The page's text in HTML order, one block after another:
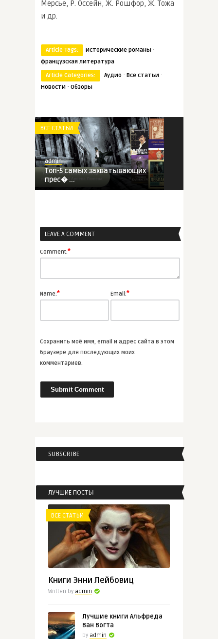
Мерсье, Р. Оссейн, Ж. Рошфор, Ж. Тожа
и др.
Article Tags: исторические романы ·
французская литература
Article Categories:
Аудио · Все статьи ·
Новости · Обзоры
ВСЕ СТАТЬИ
admin
Топ-5 самых захватывающих
прес� ...
admin
admin
Сирано де Бержерак — человек,
� ...
admin
Эжен Сю «Парижские тайны»
ВСЕ СТАТЬИ
Александр Дюма «Граф Монте-
Кри ...
LEAVE A COMMENT
Comment:*
Name:* Email:*
Сохранить моё имя, email и адрес сайта в этом
браузере для последующих моих
комментариев.
SUBSCRIBE
ЛУЧШИЕ ПОСТЫ
ВСЕ СТАТЬИ
Книги Энни Лейбовиц
Written by admin
Лучшие книги Альфреда
Ван Вогта
by admin